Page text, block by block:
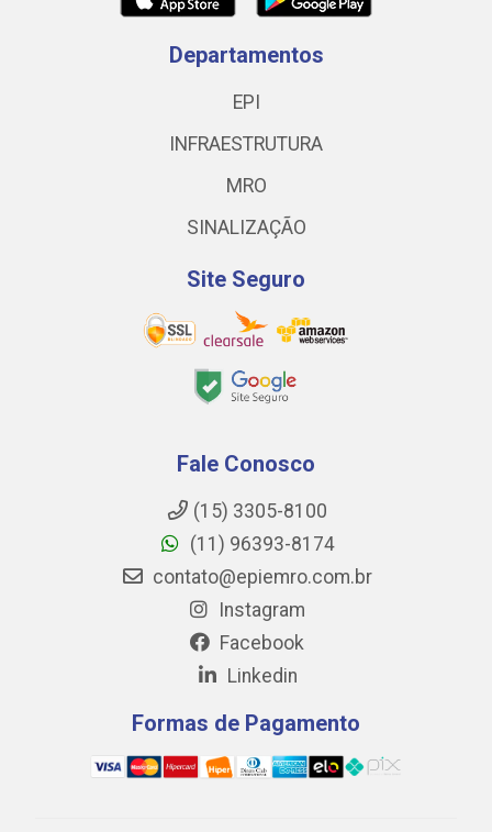
Departamentos
EPI
INFRAESTRUTURA
MRO
SINALIZAÇÃO
Site Seguro
Fale Conosco
(15) 3305-8100
(11) 96393-8174
contato@epiemro.com.br
Instagram
Facebook
Linkedin
Formas de Pagamento